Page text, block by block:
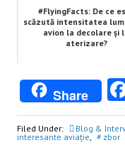
#FlyingFacts: De ce
scăzută intensitatea
avion la decolare și
aterizare?
Share
Filed Under: Blog &
interesante aviație
zbor